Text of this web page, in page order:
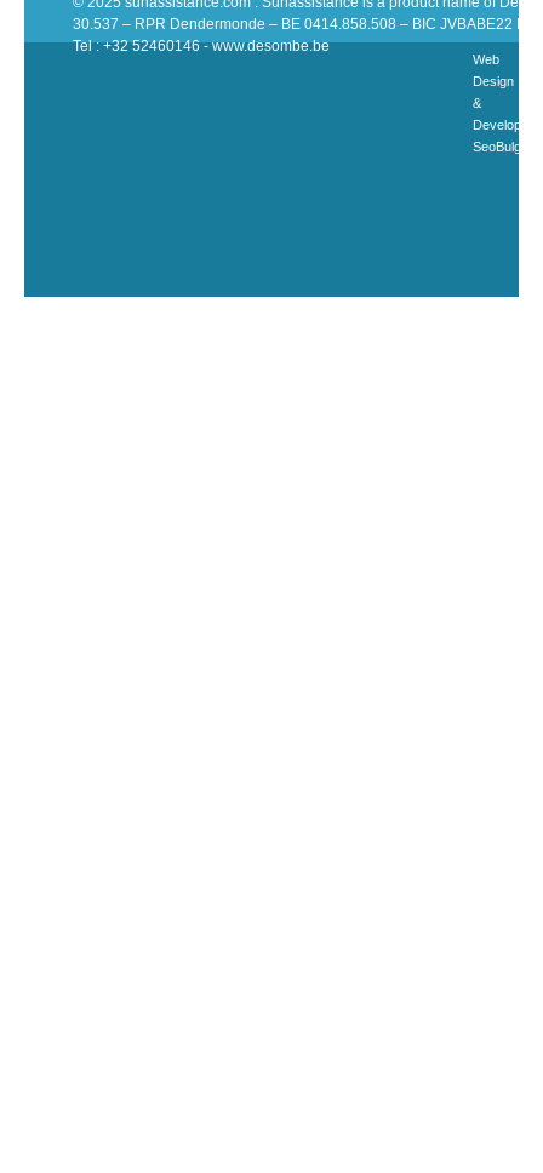
30.537 – RPR Dendermonde – BE 0414.858.508 – BIC JVBABE22
Tel : +32 52460146 - www.desombe.be
Web
Design
&